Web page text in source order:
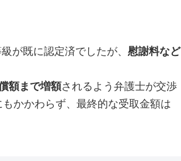
が既に認定済でしたが、 慰謝料など
額まで増額されるよう弁護士が交渉
かかわらず、最終的な受取金額は